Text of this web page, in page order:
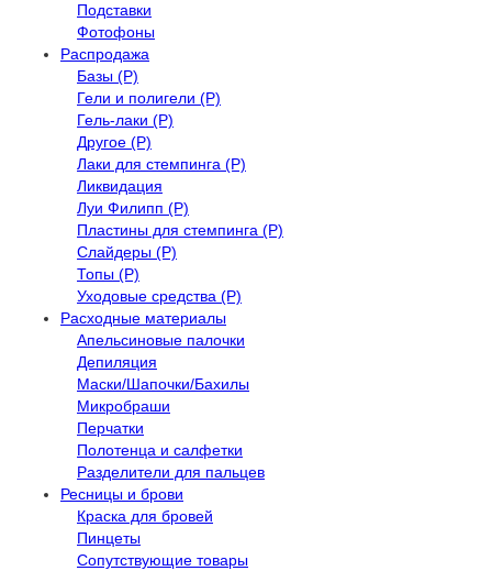
Подставки
Фотофоны
Распродажа
Базы (Р)
Гели и полигели (Р)
Гель-лаки (Р)
Другое (Р)
Лаки для стемпинга (Р)
Ликвидация
Луи Филипп (Р)
Пластины для стемпинга (Р)
Слайдеры (Р)
Топы (Р)
Уходовые средства (Р)
Расходные материалы
Апельсиновые палочки
Депиляция
Маски/Шапочки/Бахилы
Микробраши
Перчатки
Полотенца и салфетки
Разделители для пальцев
Ресницы и брови
Краска для бровей
Пинцеты
Сопутствующие товары